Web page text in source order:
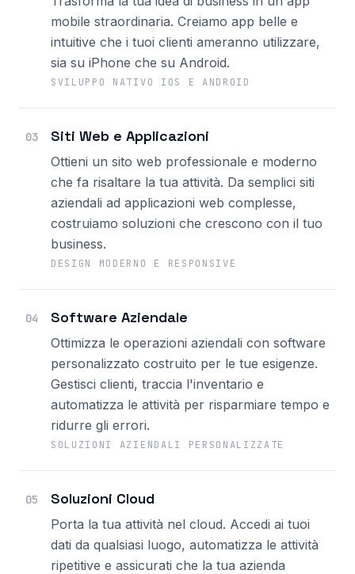
mobile straordinaria. Creiamo app belle e
intuitive che i tuoi clienti ameranno utilizzare,
sia su iPhone che su Android.
SVILUPPO NATIVO IOS E ANDROID
03 Siti Web e Applicazioni
Ottieni un sito web professionale e moderno
che fa risaltare la tua attività. Da semplici siti
aziendali ad applicazioni web complesse,
costruiamo soluzioni che crescono con il tuo
business.
DESIGN MODERNO E RESPONSIVE
04 Software Aziendale
Ottimizza le operazioni aziendali con software
personalizzato costruito per le tue esigenze.
Gestisci clienti, traccia l'inventario e
automatizza le attività per risparmiare tempo e
ridurre gli errori.
SOLUZIONI AZIENDALI PERSONALIZZATE
05 Soluzioni Cloud
Porta la tua attività nel cloud. Accedi ai tuoi
dati da qualsiasi luogo, automatizza le attività
ripetitive e assicurati che la tua azienda